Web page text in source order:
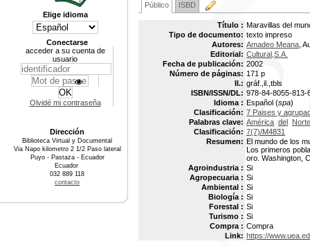
Público ISBD
Título : Maravillas del
Tipo de documento: texto impreso
Autores: Amadeo Meana ,
Editorial: Cultural,S.A.
Fecha de publicación: 2002
Número de páginas: 171 p
Il.: gráf.,il.,tbls
ISBN/ISSN/DL: 978-84-8055-813-
Idioma : Español (spa)
Clasificación: 7 Paises y
Palabras clave: América del Norte
Clasificación: 7(7)/M4831
Resumen: El mundo de los
Los primeros
oro. Washington,
Agroindustria : Si
Agropecuaria : Si
Ambiental : Si
Biología : Si
Forestal : Si
Turismo : Si
Compra : Compra
Link: https://
Elige idioma
Conectarse
acceder a su cuenta de
usuario
Olvidé mi contraseña
Dirección
Biblioteca Virtual y Documental
Via Napo kilometro 2 1/2 Paso lateral
Puyo - Pastaza - Ecuador
Ecuador
032 889 118
contacto